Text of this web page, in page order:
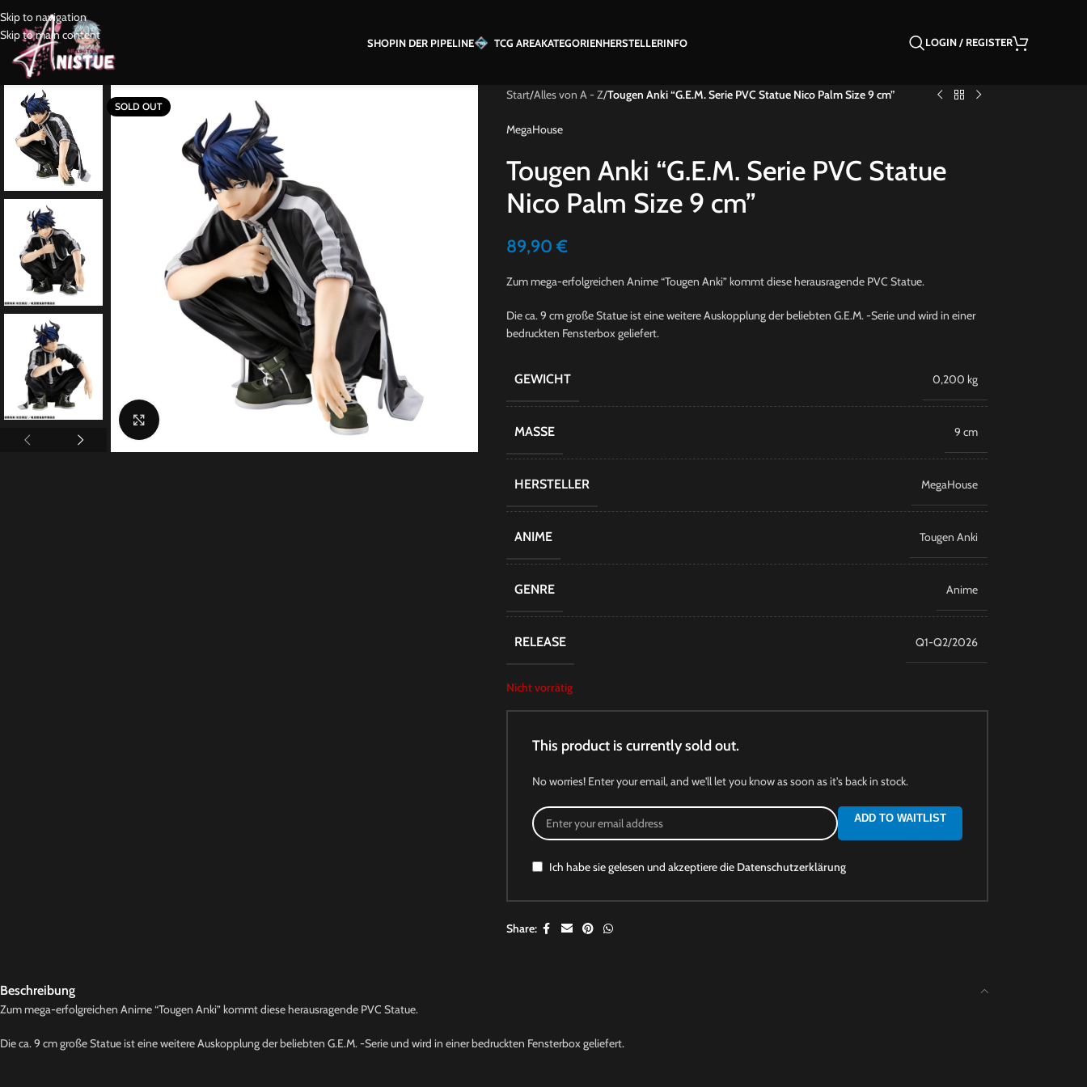
Skip to navigation
Skip to main content
SHOPIN DER PIPELINE TCG AREAKATEGORIENHERSTELLERINFO LOGIN / REGISTER
SOLD OUT
Start/Alles von A - Z/Tougen Anki “G.E.M. Serie PVC Statue Nico Palm Size 9 cm”
MegaHouse
Tougen Anki “G.E.M. Serie PVC Statue
Nico Palm Size 9 cm”
89,90€
Zum mega-erfolgreichen Anime “Tougen Anki” kommt diese herausragende PVC Statue.
Die ca. 9 cm große Statue ist eine weitere Auskopplung der beliebten G.E.M. -Serie und wird in einer
bedruckten Fensterbox geliefert.
GEWICHT 0,200 kg
MASSE 9 cm
HERSTELLER MegaHouse
ANIME Tougen Anki
GENRE Anime
RELEASE Q1-Q2/2026
Nicht vorrätig
This product is currently sold out.
No worries! Enter your email, and we'll let you know as soon as it's back in stock.
ADD TO WAITLIST
Ich habe sie gelesen und akzeptiere die Datenschutzerklärung
Share:
Beschreibung
Zum mega-erfolgreichen Anime “Tougen Anki” kommt diese herausragende PVC Statue.
Die ca. 9 cm große Statue ist eine weitere Auskopplung der beliebten G.E.M. -Serie und wird in einer bedruckten Fensterbox geliefert.